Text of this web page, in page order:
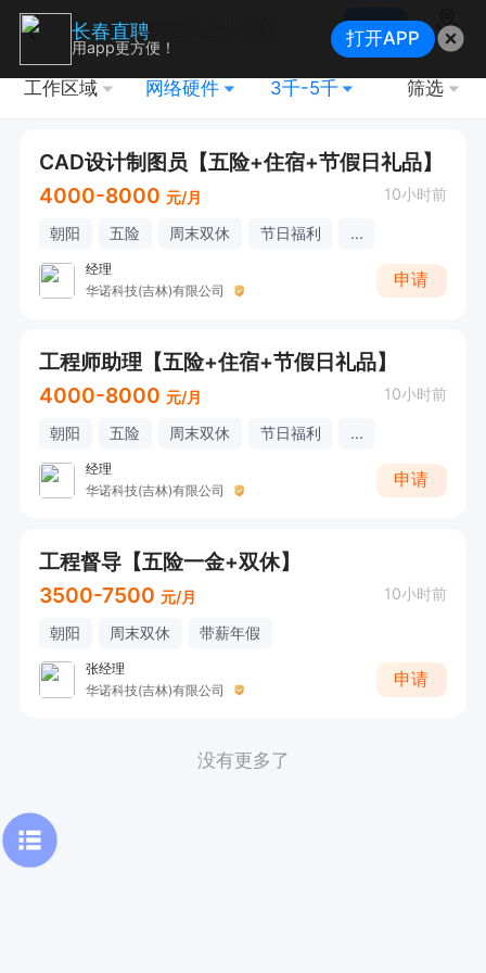
搜索
地图
工作区域 网络硬件 3千-5千 筛选
CAD设计制图员【五险+住宿+节假日礼品】
4000-8000 元/月 10小时前
朝阳 五险 周末双休 节日福利 ...
经理
华诺科技(吉林)有限公司
申请
工程师助理【五险+住宿+节假日礼品】
4000-8000 元/月 10小时前
朝阳 五险 周末双休 节日福利 ...
经理
华诺科技(吉林)有限公司
申请
工程督导【五险一金+双休】
3500-7500 元/月 10小时前
朝阳 周末双休 带薪年假
张经理
华诺科技(吉林)有限公司
申请
没有更多了
长春直聘
用app更方便！ 打开APP